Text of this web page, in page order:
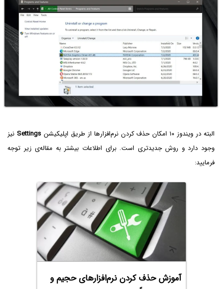
البته در ویندوز ۱۰ امکان حذف کردن نرم‌افزارها از طریق اپلیکیشن Settings نیز
وجود دارد و روش جدیدتری است. برای اطلاعات بیشتر به مقاله‌ی زیر توجه
فرمایید:
آموزش حذف کردن نرم‌افزارهای حجیم و